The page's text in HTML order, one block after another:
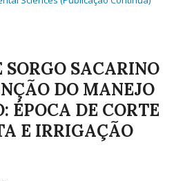
SORGO SACARINO
DO MANEJO
ÉPOCA DE CORTE
E IRRIGAÇÃO